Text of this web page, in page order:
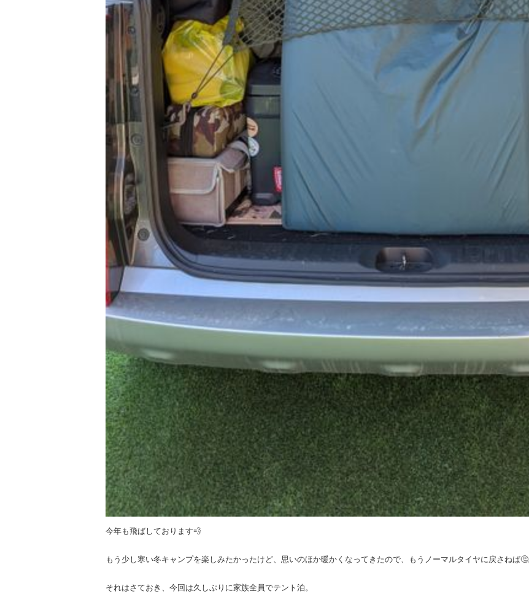
今年も飛ばしております💨
もう少し寒い冬キャンプを楽しみたかったけど、思いのほか暖かくなってきたので、もうノーマルタイヤに戻さねば🤔
それはさておき、今回は久しぶりに家族全員でテント泊。